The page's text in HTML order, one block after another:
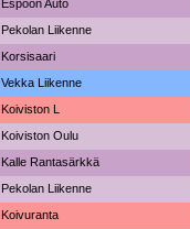
Espoon Auto
Pekolan Liikenne
Korsisaari
Vekka Liikenne
Koiviston L
Koiviston Oulu
Kalle Rantasärkkä
Pekolan Liikenne
Koivuranta